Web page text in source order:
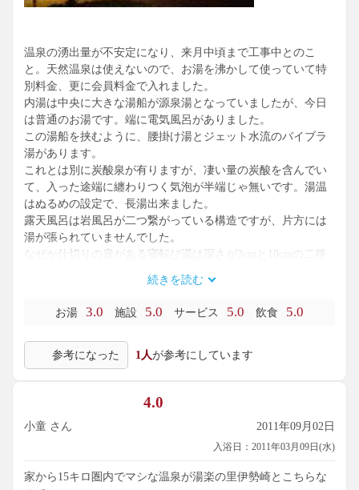
温泉の湧出量が不安定になり、来月中頃まで工事中とのこ
と。天然温泉は使えないので、お湯を沸かして使っていて特
別料金、更に会員料金で入れました。
内湯は中央に大きな湯船が源泉湯となっていましたが、今日
は普通のお湯です。端に電気風呂がありました。
この湯船を挟むように、腰掛け湯とジェット水流のバイブラ
湯があります。
これとは別に炭酸泉が有りますが、凄い量の炭酸を含んでい
て、入った途端に纏わりつく気泡が半端じゃ無いです。湯温
はぬるめの設定で、長湯出来ました。
露天風呂は岩風呂が二つ繋がっている構造ですが、片方には
湯が張られていませんでした。
なぜか仕切りの扉がある寝転び湯は深さが3cmと10cmの二種
奥まった所に桧風呂がありました。
レストランでは法華の網焼き定食を頂きました。肉厚のホッ
ケがじっくりと焼き上げてあります。法華の文字を使うとは
シャンプー.ボディソープ付き休日料金800円のところ工事中
サービスで500円。100円バック式無料ロッカー有り、無料ド
続きを読む
お湯 3.0 施設 5.0 サービス 5.0 飲食 5.0
参考になった 1人が参考にしています
4.0
小童 さん 2011年09月02日
入浴日：2011年03月09日(水)
家から15キロ圏内でマシな温泉が湯楽の里伊勢崎とこちらな